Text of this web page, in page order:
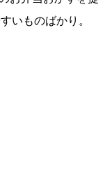
いものばかり。